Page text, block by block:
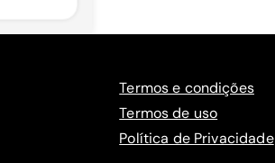
Termos e condições
Termos de uso
Política de Privacidade